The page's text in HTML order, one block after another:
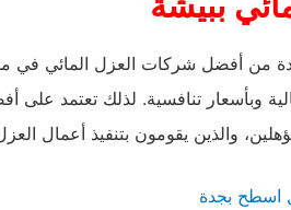
من أفضل شركات العزل المائي في
وبأسعار تنافسية. لذلك تعتمد على
والذين يقومون بتنفيذ أعمال
بجدة